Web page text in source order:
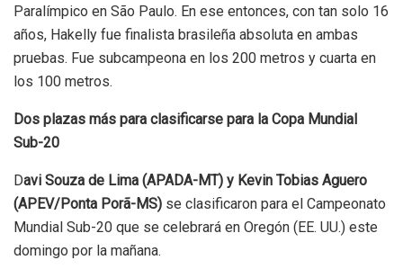
Paralímpico en São Paulo. En ese entonces, con tan solo 16
años, Hakelly fue finalista brasileña absoluta en ambas
pruebas. Fue subcampeona en los 200 metros y cuarta en
los 100 metros.
Dos plazas más para clasificarse para la Copa Mundial
Sub-20
Davi Souza de Lima (APADA-MT) y Kevin Tobias Aguero
(APEV/Ponta Porã-MS) se clasificaron para el Campeonato
Mundial Sub-20 que se celebrará en Oregón (EE. UU.) este
domingo por la mañana.